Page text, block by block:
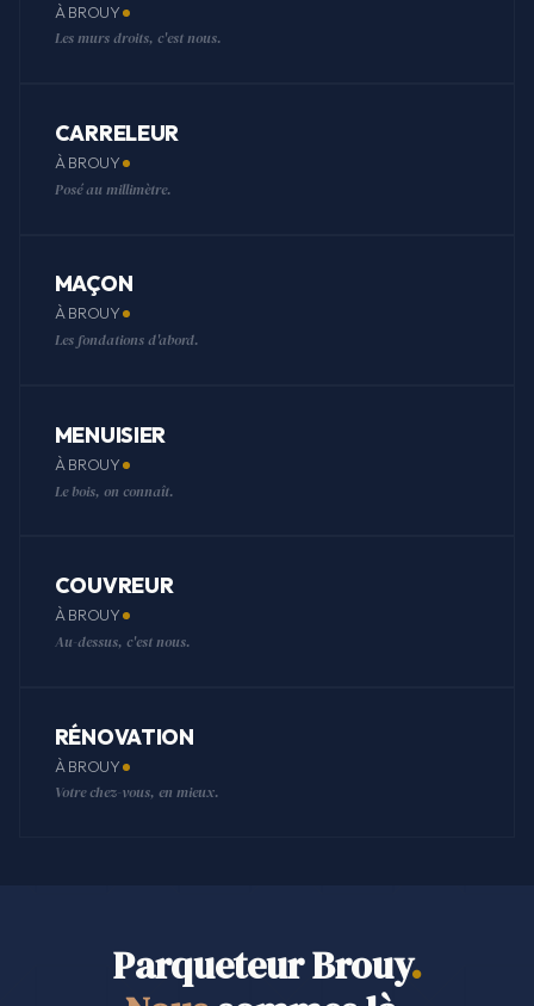
À BROUY
Les murs droits, c'est nous.
CARRELEUR
À BROUY
Posé au millimètre.
MAÇON
À BROUY
Les fondations d'abord.
MENUISIER
À BROUY
Le bois, on connaît.
COUVREUR
À BROUY
Au-dessus, c'est nous.
RÉNOVATION
À BROUY
Votre chez-vous, en mieux.
Parqueteur Brouy.